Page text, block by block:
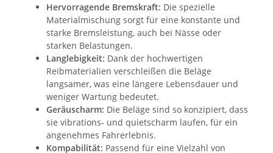
Hervorragende Bremskraft: Die spezielle
Materialmischung sorgt für eine konstante und
starke Bremsleistung, auch bei Nässe oder
starken Belastungen.
Langlebigkeit: Dank der hochwertigen
Reibmaterialien verschleißen die Beläge
langsamer, was eine längere Lebensdauer und
weniger Wartung bedeutet.
Geräuscharm: Die Beläge sind so konzipiert, dass
sie vibrations- und quietscharm laufen, für ein
angenehmes Fahrerlebnis.
Kompabilität: Passend für eine Vielzahl von